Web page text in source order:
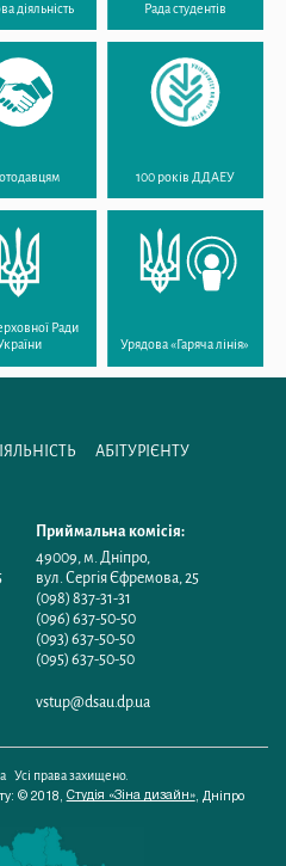
діяльність Рада студентів
100 років ДДАЕУ
Ради
Урядова «Гаряча лінія»
АБІТУРІЄНТУ
Приймальна комісія:
49009,м. Дніпро,
вул. Сергія Єфремова, 25
(098) 837-31-31
(096) 637-50-50
(093) 637-50-50
(095) 637-50-50
vstup@dsau.dp.ua
Усі права захищено.
© 2018, Студія «Зіна дизайн», Дніпро